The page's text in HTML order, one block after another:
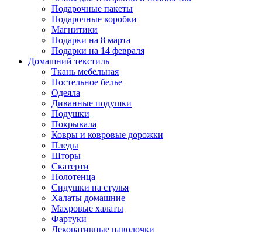
Подарочные пакеты
Подарочные коробки
Магнитики
Подарки на 8 марта
Подарки на 14 февраля
Домашний текстиль
Ткань мебельная
Постельное белье
Одеяла
Диванные подушки
Подушки
Покрывала
Ковры и ковровые дорожки
Пледы
Шторы
Скатерти
Полотенца
Сидушки на стулья
Халаты домашние
Махровые халаты
Фартуки
Декоративные наволочки